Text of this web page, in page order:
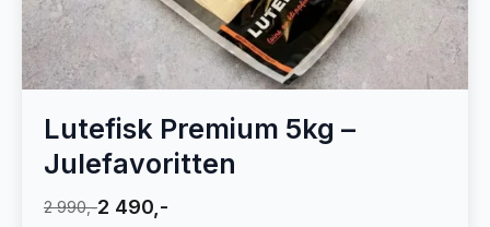
Lutefisk Premium 5kg –
Julefavoritten
2 990,-2 490,-